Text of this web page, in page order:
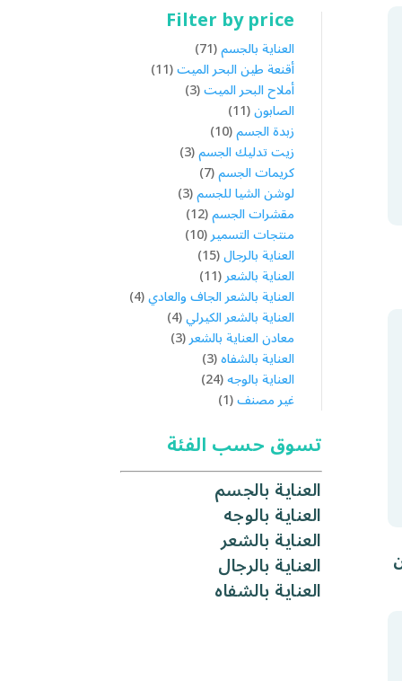
Filter by price
العناية بالجسم 71
71
منتج
أقنعة طين البحر الميت 11
11
أملاح البحر الميت 3
3
الصابون 11
11
منتجزبدة الجسم 10
10
منتجاتزيت تدليك الجسم 3
3
كريمات الجسم 7
7
منتجاتلوشن الشيا للجسم 3
3
مقشرات الجسم 12
12
منتج منتجات التسمير 10
10
العناية بالرجال 15
15
منتج العناية بالشعر 11
11
منتج
العناية بالشعر الجاف والعادي 4
4
العناية بالشعر الكيرلي 4
4
منتجات معادن العناية بالشعر 3
3
العناية بالشفاه 3
3
منتجات العناية بالوجه 24
24
غير مصنف 1
1
تسوق حسب الفئة
العناية بالجسم
العناية بالوجه
العناية بالشعر
العناية بالرجال
العناية بالشفاه